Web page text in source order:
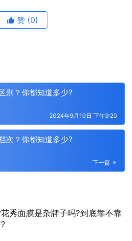
赞 (0)
别？你都知道多少?
2024年9月10日 下午9:20
次？你都知道多少?
下一篇
秀面膜是杂牌子吗?到底靠不靠